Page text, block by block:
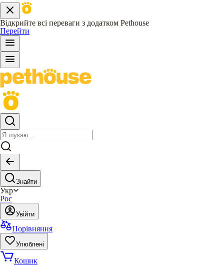
Відкрийте всі переваги з додатком Pethouse
Перейти
Знайти
Укр
Рос
Увійти
Порівняння
Улюблені
Кошик